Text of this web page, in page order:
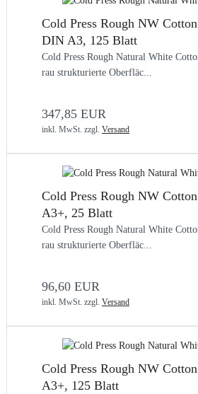
Cold Press Rough NW
DIN A3, 125 Blatt
Cold Press Rough Natural White
rau strukturierte Oberfläc...
347,85 EUR
inkl. MwSt. zzgl. Versand
Cold Press Rough NW
A3+, 25 Blatt
Cold Press Rough Natural White
rau strukturierte Oberfläc...
96,60 EUR
inkl. MwSt. zzgl. Versand
Cold Press Rough NW
A3+, 125 Blatt